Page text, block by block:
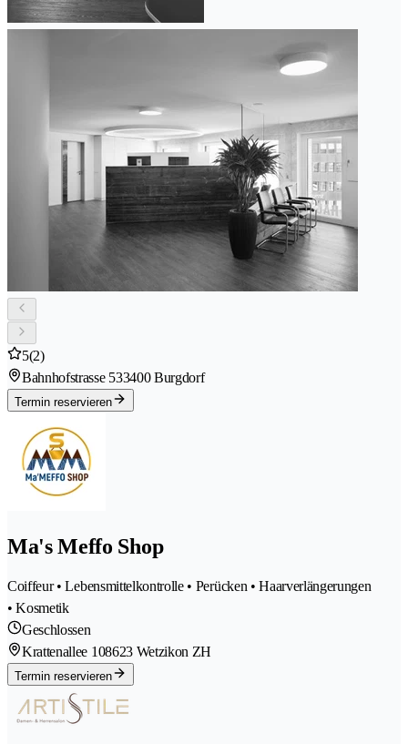
5(2)
Bahnhofstrasse 533400 Burgdorf
Termin reservieren
Ma's Meffo Shop
Coiffeur • Lebensmittelkontrolle • Perücken • Haarverlängerungen
• Kosmetik
Geschlossen
Krattenallee 108623 Wetzikon ZH
Termin reservieren